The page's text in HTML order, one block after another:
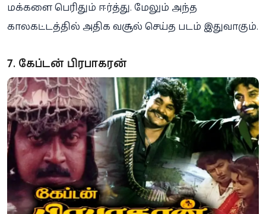
மக்களை பெரிதும் ஈர்த்து. மேலும் அந்த
காலகட்டத்தில் அதிக வசூல் செய்த படம் இதுவாகும்.
7. கேப்டன் பிரபாகரன்